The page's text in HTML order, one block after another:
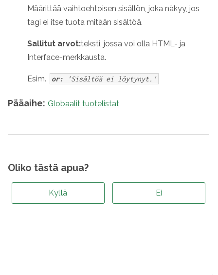
Määrittää vaihtoehtoisen sisällön, joka näkyy, jos
tagi ei itse tuota mitään sisältöä.
Sallitut arvot:teksti, jossa voi olla HTML- ja
Interface-merkkausta.
Esim. or: 'Sisältöä ei löytynyt.'
Pääaihe: Globaalit tuotelistat
Oliko tästä apua?
Kyllä Ei